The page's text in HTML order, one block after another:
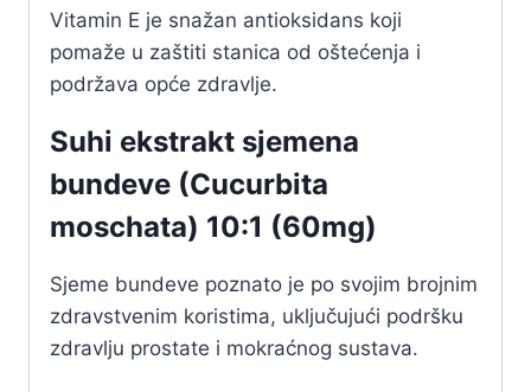
Vitamin E je snažan antioksidans koji
pomaže u zaštiti stanica od oštećenja i
podržava opće zdravlje.
Suhi ekstrakt sjemena
bundeve (Cucurbita
moschata) 10:1 (60mg)
Sjeme bundeve poznato je po svojim brojnim
zdravstvenim koristima, uključujući podršku
zdravlju prostate i mokraćnog sustava.